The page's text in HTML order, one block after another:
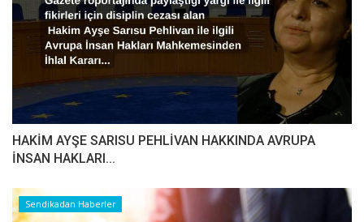
HAKİM AYŞE SARISU PEHLİVAN HAKKINDA AVRUPA
İNSAN HAKLARI...
Sendikadan Haberler